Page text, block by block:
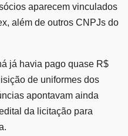
aparecem vinculados
além de outros CNPJs do
já havia pago quase R$
de uniformes dos
apontavam ainda
da licitação para